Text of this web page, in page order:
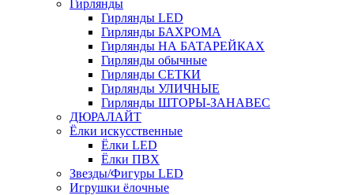
Гирлянды
Гирлянды LED
Гирлянды БАХРОМА
Гирлянды НА БАТАРЕЙКАХ
Гирлянды обычные
Гирлянды СЕТКИ
Гирлянды УЛИЧНЫЕ
Гирлянды ШТОРЫ-ЗАНАВЕС
ДЮРАЛАЙТ
Ёлки искусственные
Ёлки LED
Ёлки ПВХ
Звезды/Фигуры LED
Игрушки ёлочные